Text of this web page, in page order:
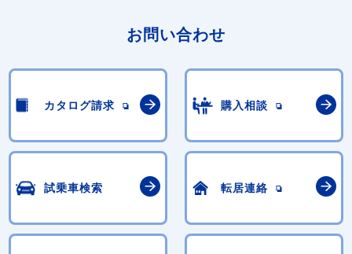
お問い合わせ
カタログ請求 購入相談
試乗車検索 転居連絡